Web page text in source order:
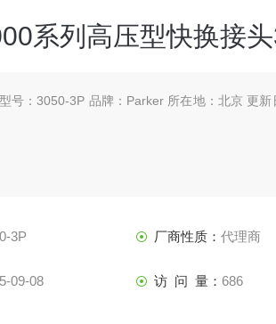
系列高压型快换接
号：3050-3P 品牌：Parker 所在地：北京 更
3P 厂商性质： 代理商
09-08 访 问 量： 686